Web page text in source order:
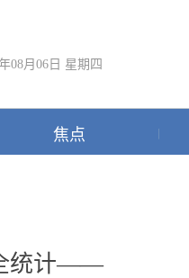
08月06日 星期四
焦点
统计——